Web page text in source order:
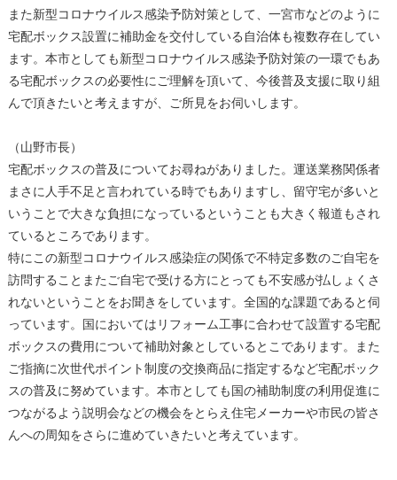
また新型コロナウイルス感染予防対策として、一宮市などのように
宅配ボックス設置に補助金を交付している自治体も複数存在してい
ます。本市としても新型コロナウイルス感染予防対策の一環でもあ
る宅配ボックスの必要性にご理解を頂いて、今後普及支援に取り組
んで頂きたいと考えますが、ご所見をお伺いします。
（山野市長）
宅配ボックスの普及についてお尋ねがありました。運送業務関係者
まさに人手不足と言われている時でもありますし、留守宅が多いと
いうことで大きな負担になっているということも大きく報道もされ
ているところであります。
特にこの新型コロナウイルス感染症の関係で不特定多数のご自宅を
訪問することまたご自宅で受ける方にとっても不安感が払しょくさ
れないということをお聞きをしています。全国的な課題であると伺
っています。国においてはリフォーム工事に合わせて設置する宅配
ボックスの費用について補助対象としているとこであります。また
ご指摘に次世代ポイント制度の交換商品に指定するなど宅配ボック
スの普及に努めています。本市としても国の補助制度の利用促進に
つながるよう説明会などの機会をとらえ住宅メーカーや市民の皆さ
んへの周知をさらに進めていきたいと考えています。